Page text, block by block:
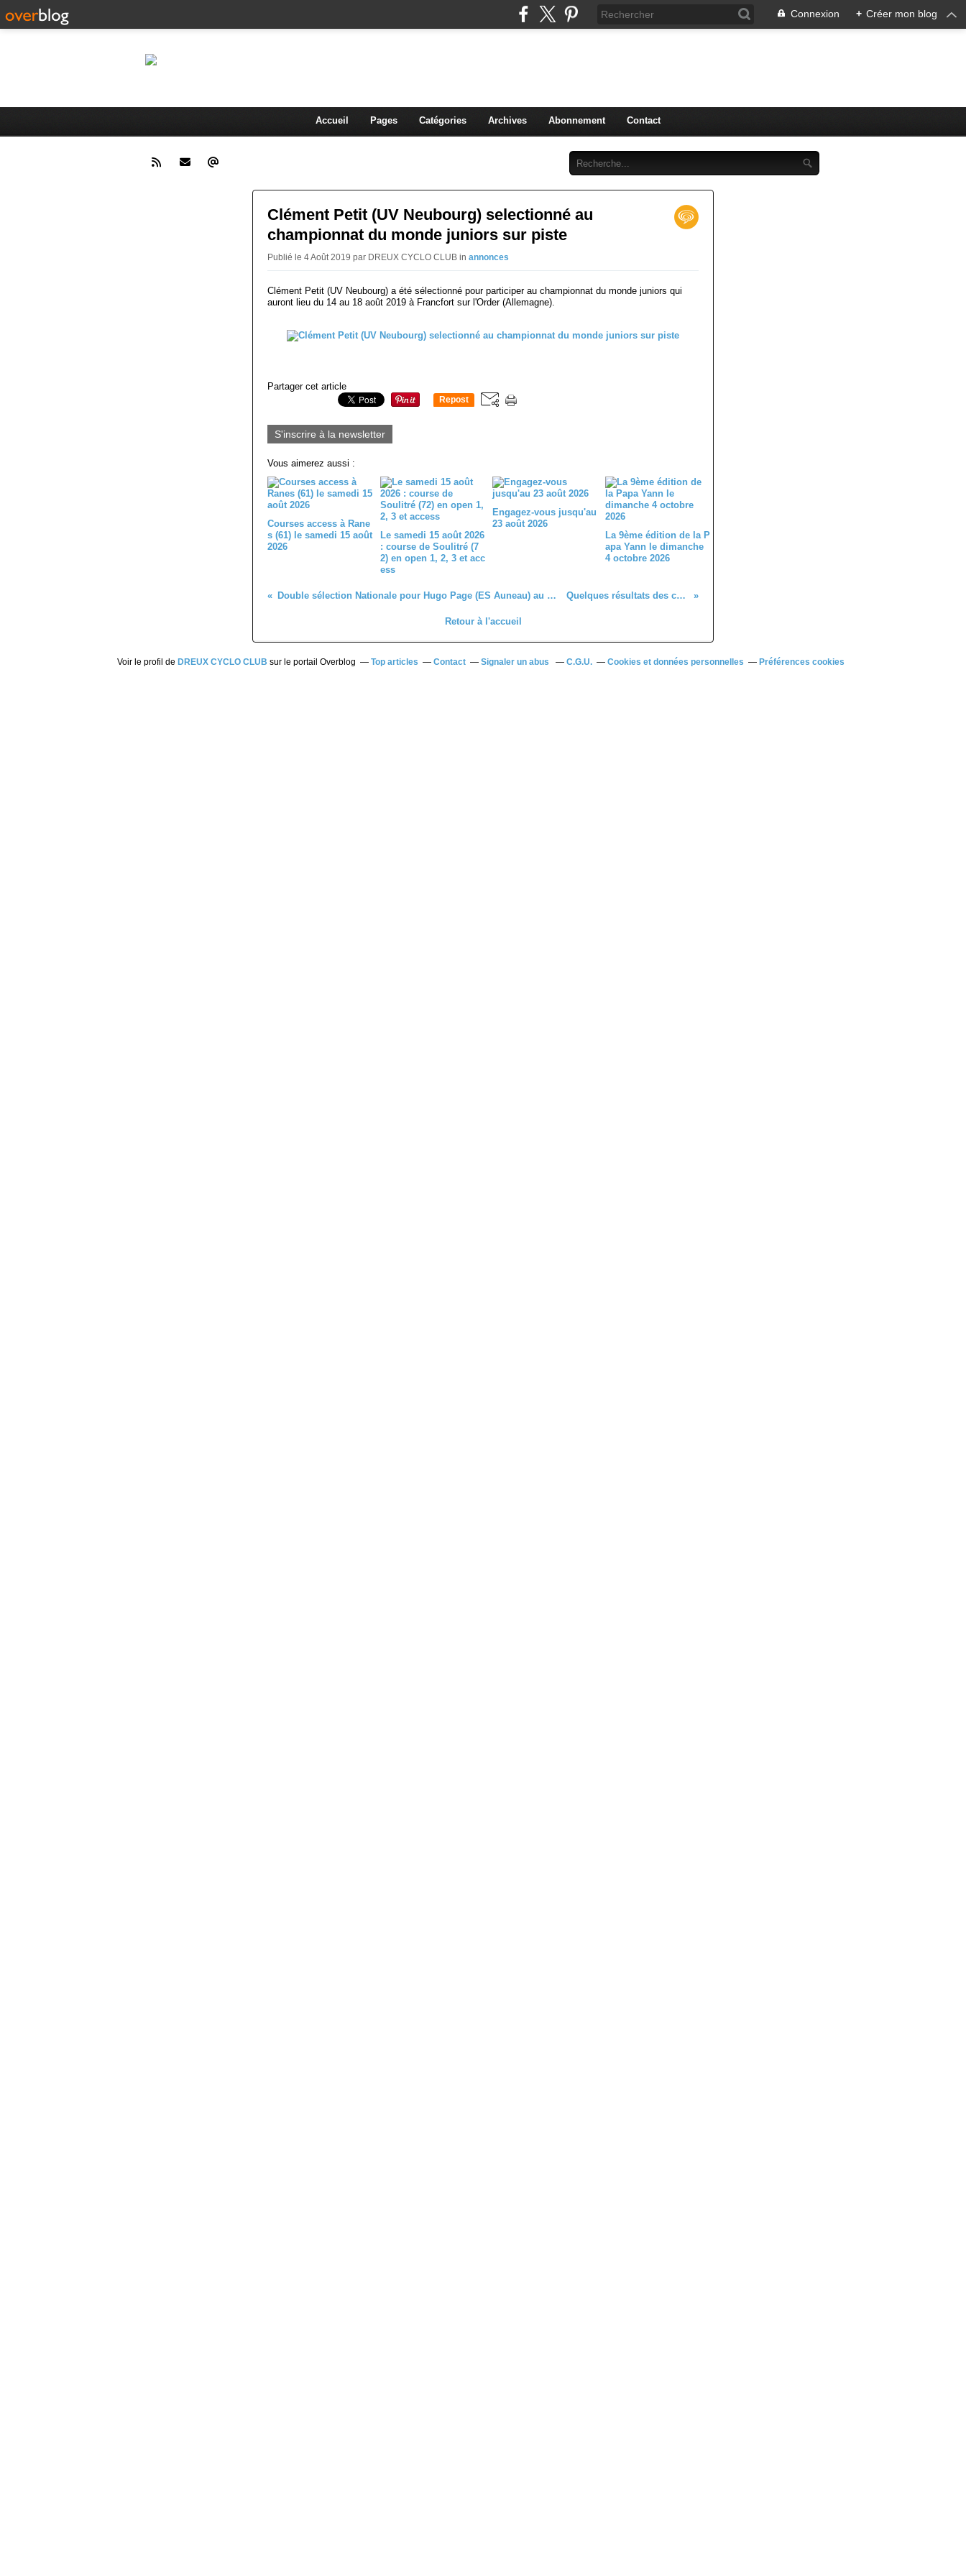
Connexion + Créer mon blog
Accueil Pages Catégories Archives Abonnement Contact
Clément Petit (UV Neubourg) selectionné au
championnat du monde juniors sur piste
Publié le 4 Août 2019 par DREUX CYCLO CLUB in annonces
Clément Petit (UV Neubourg) a été sélectionné pour participer au championnat du monde juniors qui
auront lieu du 14 au 18 août 2019 à Francfort sur l'Order (Allemagne).
Partager cet article
Repost
S'inscrire à la newsletter
Vous aimerez aussi :
Courses access à Rane
s (61) le samedi 15 août
2026
Le samedi 15 août 2026
: course de Soulitré (7
2) en open 1, 2, 3 et acc
ess
Engagez-vous jusqu'au
23 août 2026
La 9ème édition de la P
apa Yann le dimanche
4 octobre 2026
Double sélection Nationale pour Hugo Page (ES Auneau) au championnat d'Europe sur route d'Akmaar (Pays Bas) Quelques résultats des coureurs du 28 à l'extérieur
Retour à l'accueil
Voir le profil de DREUX CYCLO CLUB sur le portail Overblog Top articles Contact Signaler un abus C.G.U. Cookies et données personnelles Préférences cookies